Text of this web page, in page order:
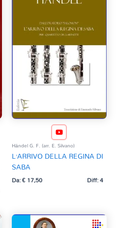
Händel G. F. (arr. E. Silvano)
L’ARRIVO DELLA REGINA DI
SABA
Da:€17,50 Diff: 4